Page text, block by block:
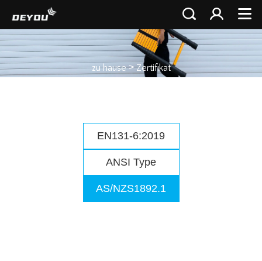
zu hause>Zertifikat
EN131-6:2019
ANSI Type
AS/NZS1892.1